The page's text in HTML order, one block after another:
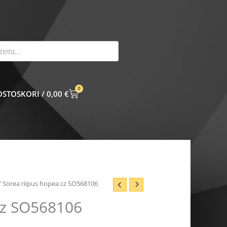
0,00 €
0
CART
Sorea riipus hopea cz SO568106
SO568106